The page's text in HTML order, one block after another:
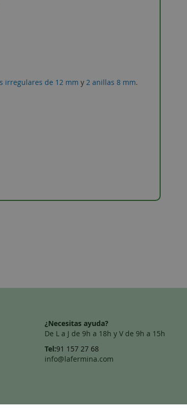
irregulares de 12 mm y2 anillas 8 mm.
¿Necesitas ayuda?
De L a J de 9h a 18h y V de 9h a 15h
Tel:91 157 27 68
info@lafermina.com